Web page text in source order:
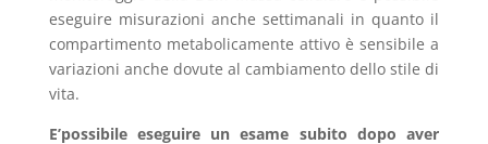
eseguire misurazioni anche settimanali in quanto il
compartimento metabolicamente attivo è sensibile a
variazioni anche dovute al cambiamento dello stile di
vita.
E’possibile eseguire un esame subito dopo aver